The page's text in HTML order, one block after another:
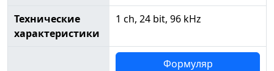
Технические
характеристики
1 ch, 24 bit, 96 kHz
Формуляр